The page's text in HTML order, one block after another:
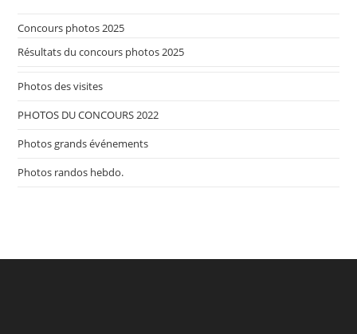
Concours photos 2025
Résultats du concours photos 2025
Photos des visites
PHOTOS DU CONCOURS 2022
Photos grands événements
Photos randos hebdo.